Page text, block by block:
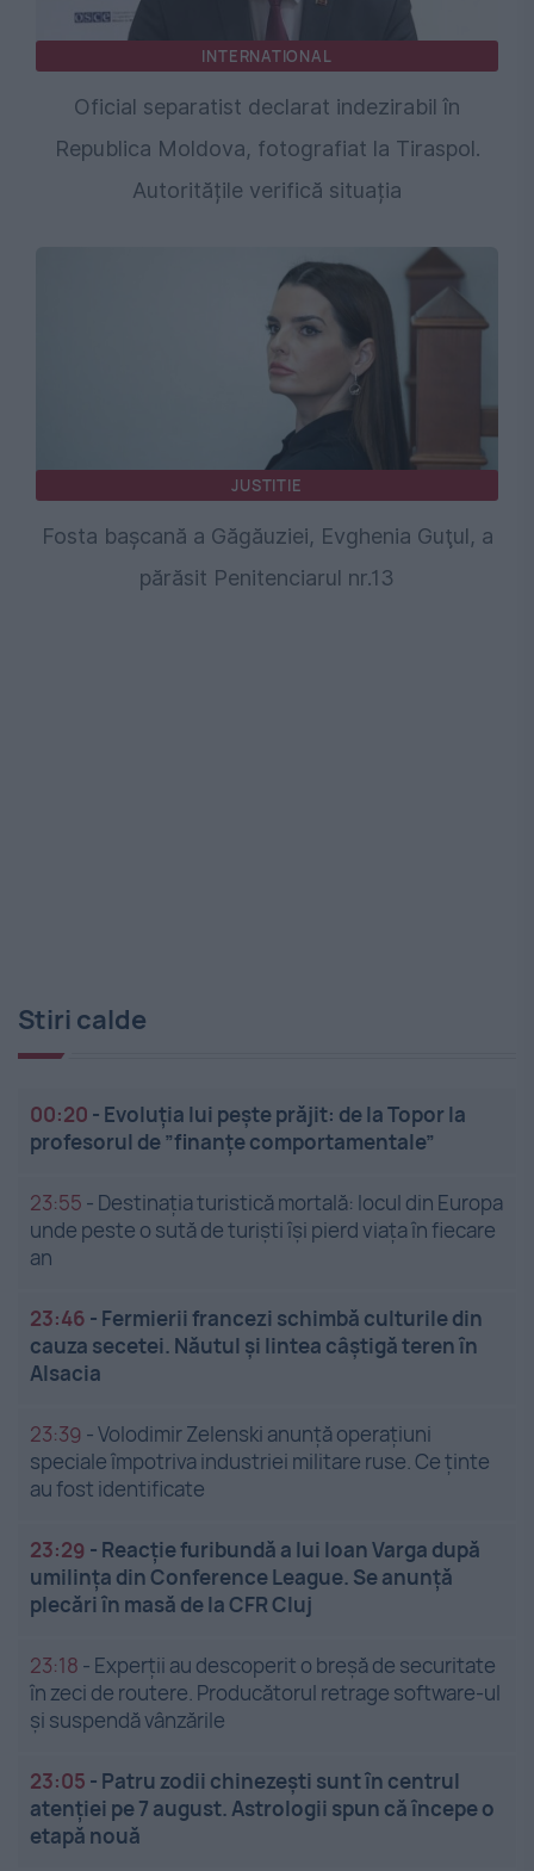
INTERNATIONAL
Oficial separatist declarat indezirabil în
Republica Moldova, fotografiat la Tiraspol.
Autoritățile verifică situația
JUSTITIE
Fosta başcană a Găgăuziei, Evghenia Guţul, a
părăsit Penitenciarul nr.13
Stiri calde
00:20 - Evoluția lui pește prăjit: de la Topor la
profesorul de ”finanțe comportamentale”
23:55 - Destinația turistică mortală: locul din Europa
unde peste o sută de turiști își pierd viața în fiecare
an
23:46 - Fermierii francezi schimbă culturile din
cauza secetei. Năutul și lintea câștigă teren în
Alsacia
23:39 -Volodimir Zelenski anunță operațiuni
speciale împotriva industriei militare ruse. Ce ținte
au fost identificate
23:29 - Reacție furibundă a lui Ioan Varga după
umilința din Conference League. Se anunță
plecări în masă de la CFR Cluj
23:18 - Experții au descoperit o breșă de securitate
în zeci de routere. Producătorul retrage software-ul
și suspendă vânzările
23:05 - Patru zodii chinezești sunt în centrul
atenției pe 7 august. Astrologii spun că începe o
etapă nouă